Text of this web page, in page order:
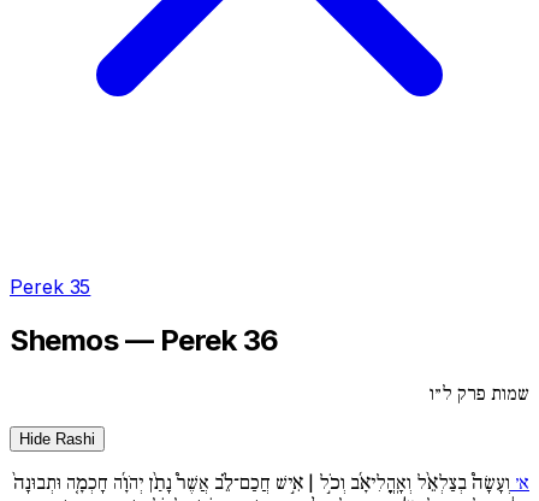
Perek 35
Shemos — Perek 36
שמות פרק ל״ו
Hide Rashi
א׳ וְעָשָׂה֩ בְצַלְאֵ֨ל וְאָֽהֳלִיאָ֜ב וְכֹ֣ל | אִ֣ישׁ חֲכַם־לֵ֗ב אֲשֶׁר֩ נָתַ֨ן יְהֹוָ֜ה חָכְמָ֤ה וּתְבוּנָה֙